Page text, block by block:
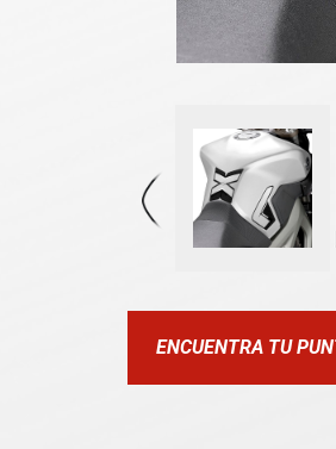
ENCUENTRA TU